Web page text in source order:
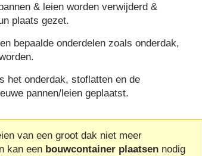
& leien worden verwijderd &
plaats gezet.
bepaalde onderdelen zoals onderdak,
het onderdak, stoflatten en de
pannen/leien geplaatst.
van een groot dak niet meer
kan een bouwcontainer plaatsen nodig